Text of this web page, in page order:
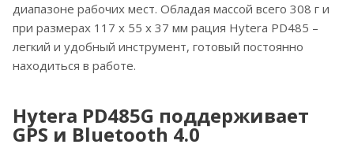
диапазоне рабочих мест. Обладая массой всего 308 г и
при размерах 117 х 55 х 37 мм рация Hytera PD485 –
легкий и удобный инструмент, готовый постоянно
находиться в работе.
Hytera PD485G поддерживает
GPS и Bluetooth 4.0